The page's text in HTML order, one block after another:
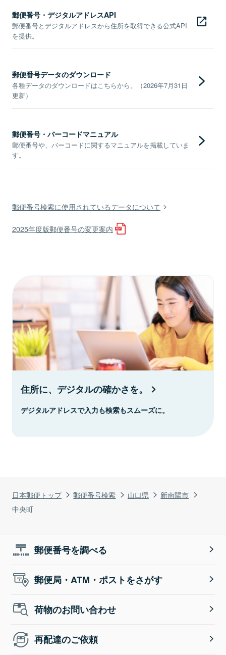
日本郵便トップ 郵便番号検索 山口県
新南陽市
中央町
郵便番号・デジタルアドレスAPI
郵便番号とデジタルアドレスから住所を取得できる公式API
を提供。
郵便番号データのダウンロード
各種データのダウンロードはこちらから。（2026年7月31日
更新）
郵便番号・バーコードマニュアル
郵便番号や、バーコードに関するマニュアルを掲載していま
す。
郵便番号検索に使用されているデータについて
2025年度版郵便番号の変更案内
住所に、デジタルの確かさを。
デジタルアドレスで入力も検索もスムーズに。
郵便番号を調べる
郵便局・ATM・ポストをさがす
荷物のお問い合わせ
再配達のご依頼